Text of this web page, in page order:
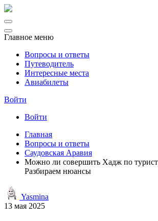
Главное меню
Вопросы и ответы
Путеводитель
Интересные места
Авиабилеты
Войти
Войти
Главная
Вопросы и ответы
Саудовская Аравия
Можно ли совершить Хадж по
Разбираем нюансы
Yasmina
13 мая 2025